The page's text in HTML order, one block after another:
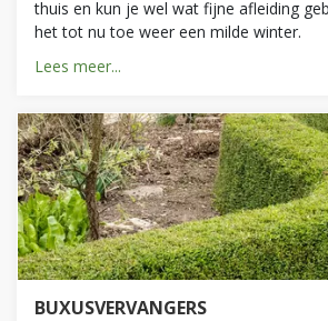
thuis en kun je wel wat fijne afleiding
het tot nu toe weer een milde winter.
Lees meer...
BUXUSVERVANGERS